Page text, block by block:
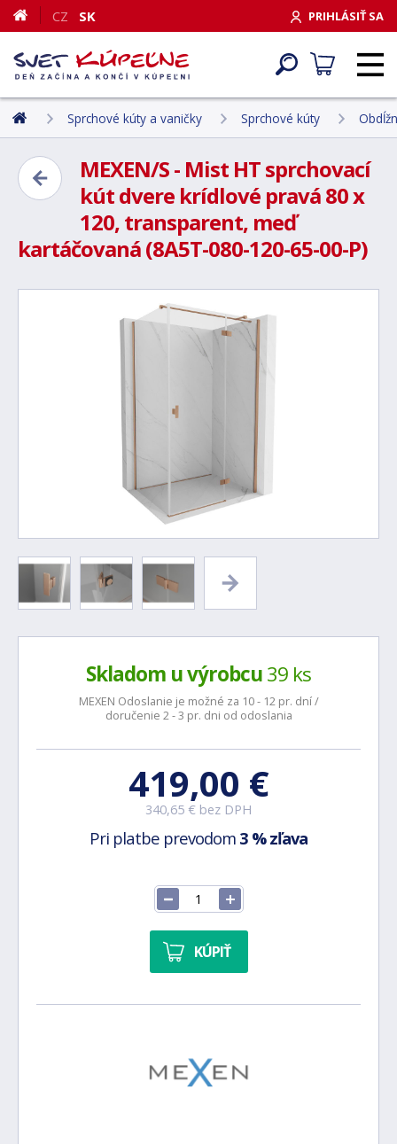
PRIHLÁSIŤ SA
CZ SK
Sprchové kúty a vaničky Sprchové kúty
MEXEN/S - Mist HT sprchovací
kút dvere krídlové pravá 80 x
120, transparent, meď
kartáčovaná (8A5T-080-120-65-00-P)
Skladom u výrobcu39 ks
MEXEN Odoslanie je možné za 10 - 12 pr. dní /
doručenie 2 - 3 pr. dni od odoslania
419,00 €
340,65 € bez DPH
Pri platbe prevodom 3 % zľava
KÚPIŤ